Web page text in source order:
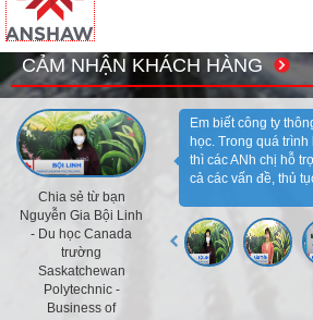
CẢM NHẬN KHÁCH HÀNG
Chia sẻ từ bạn
Nguyễn Gia Bội Linh
- Du học Canada
trường
Saskatchewan
Polytechnic -
Business of
Em biết công ty
học. Trong quá
thì các ANh chị hỗ
cả các vấn đề, thủ